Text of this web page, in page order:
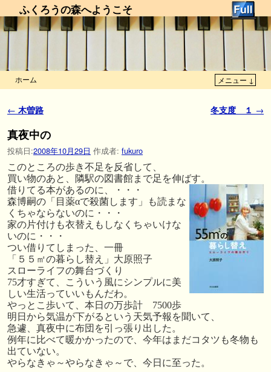
ふくろうの森へようこそ
ホーム メニュー ↓
投稿ナビゲーション
← 木曽路 冬支度 １ →
真夜中の
投稿日:2008年10月29日 作成者: fukuro
このところの歩き不足を反省して、
買い物のあと、隣駅の図書館まで足を伸ばす。
借りてる本があるのに、・・・
森博嗣の「目薬αで殺菌します」も読まな
くちゃならないのに・・・
家の片付けも衣替えもしなくちゃいけな
いのに・・・
つい借りてしまった、一冊
「５５㎡の暮らし替え」大原照子
スローライフの舞台づくり
75才すぎて、こういう風にシンプルに美
しい生活っていいもんだわ。
やっとこ歩いて、本日の万歩計 7500歩
明日から気温が下がるという天気予報を聞いて、
急遽、真夜中に布団を引っ張り出した。
例年に比べて暖かかったので、今年はまだコタツも冬物も
出ていない。
やらなきゃ～やらなきゃ～で、今日に至った。